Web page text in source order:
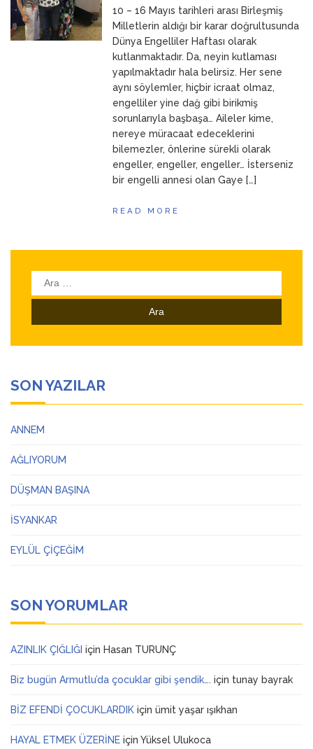
23 Mart 2026 ANNEM10 – 16 Mayıs tarihleri arası Birleşmiş
Milletlerin aldığı bir karar doğrultusunda
Dünya Engelliler Haftası olarak
kutlanmaktadır. Da, neyin kutlaması
yapılmaktadır hala belirsiz. Her sene
aynı söylemler, hiçbir icraat olmaz,
engelliler yine dağ gibi birikmiş
sorunlarıyla başbaşa… Aileler kime,
nereye müracaat edeceklerini
bilemezler, önlerine sürekli olarak
engeller, engeller, engeller… İsterseniz
bir engelli annesi olan Gaye […]
READ MORE
Arama:
SON YAZILAR
ANNEM
AĞLIYORUM
DÜŞMAN BAŞINA
İSYANKAR
EYLÜL ÇİÇEĞİM
SON YORUMLAR
AZINLIK ÇIĞLIĞI için Hasan TURUNÇ
Biz bugün Armutlu’da çocuklar gibi şendik…. için tunay bayrak
BİZ EFENDİ ÇOCUKLARDIK için ümit yaşar ışıkhan
HAYAL ETMEK ÜZERİNE için Yüksel Ulukoca